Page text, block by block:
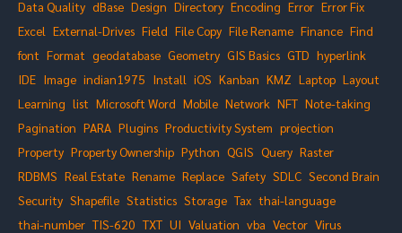
Data Quality dBase Design Directory Encoding Error Error Fix
Excel External-Drives Field File Copy File Rename Finance Find
font Format geodatabase Geometry GIS Basics GTD hyperlink
IDE Image indian1975 Install iOS Kanban KMZ Laptop Layout
Learning list Microsoft Word Mobile Network NFT Note-taking
Pagination PARA Plugins Productivity System projection
Property Property Ownership Python QGIS Query Raster
RDBMS Real Estate Rename Replace Safety SDLC Second Brain
Security Shapefile Statistics Storage Tax thai-language
thai-number TIS-620 TXT UI Valuation vba Vector Virus